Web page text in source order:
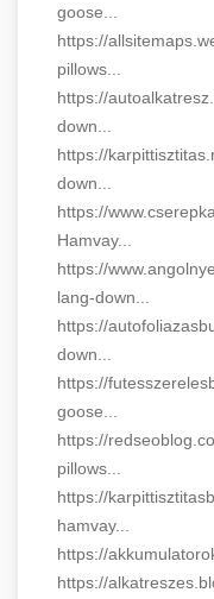
goose...
https://
pillows...
https://
down...
https://
down...
https://
Hamvay...
https://
lang-down...
https://
down...
https://
goose...
https://
pillows...
https://
hamvay...
https://
https://